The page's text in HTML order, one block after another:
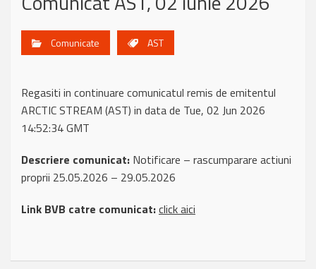
Comunicate AST
Regasiti in continuare comunicatul remis de emitentul
ARCTIC STREAM (AST) in data de Tue, 02 Jun 2026
14:52:34 GMT
Descriere comunicat: Notificare – rascumparare actiuni
proprii 25.05.2026 – 29.05.2026
Link BVB catre comunicat:click aici